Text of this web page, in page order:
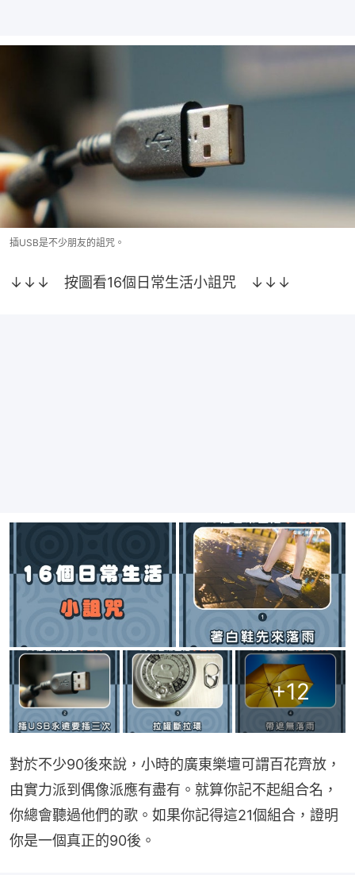
插USB是不少朋友的詛咒。
↓↓↓　按圖看16個日常生活小詛咒　↓↓↓
+12
對於不少90後來說，小時的廣東樂壇可謂百花齊放，
由實力派到偶像派應有盡有。就算你記不起組合名，
你總會聽過他們的歌。如果你記得這21個組合，證明
你是一個真正的90後。